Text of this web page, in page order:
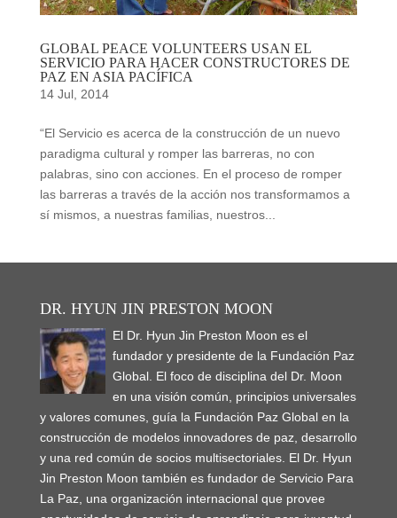
GLOBAL PEACE VOLUNTEERS USAN EL
SERVICIO PARA HACER CONSTRUCTORES DE
PAZ EN ASIA PACÍFICA
14 Jul, 2014
“El Servicio es acerca de la construcción de un nuevo
paradigma cultural y romper las barreras, no con
palabras, sino con acciones. En el proceso de romper
las barreras a través de la acción nos transformamos a
sí mismos, a nuestras familias, nuestros...
DR. HYUN JIN PRESTON MOON
El Dr. Hyun Jin Preston Moon es el
fundador y presidente de la Fundación Paz
Global. El foco de disciplina del Dr. Moon
en una visión común, principios universales
y valores comunes, guía la Fundación Paz Global en la
construcción de modelos innovadores de paz, desarrollo
y una red común de socios multisectoriales. El Dr. Hyun
Jin Preston Moon también es fundador de Servicio Para
La Paz, una organización internacional que provee